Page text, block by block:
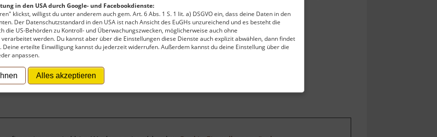
in den USA durch Google- und Facebookdienste:
klickst, willigst du unter anderem auch gem. Art. 6 Abs. 1 S. 1 lit. a) DSGVO ein, dass deine Daten in den
Der Datenschutzstandard in den USA ist nach Ansicht des EuGHs unzureichend und es besteht die
die US-Behörden zu Kontroll- und Überwachungszwecken, möglicherweise auch ohne
werden. Du kannst aber über die Einstellungen diese Dienste auch explizit abwählen, dann findet
erteilte Einwilligung kannst du jederzeit widerrufen. Außerdem kannst du deine Einstellung über die
anpassen.
Alles akzeptieren
die Atmosphäre vergangener Bahntage erlebbar machen.